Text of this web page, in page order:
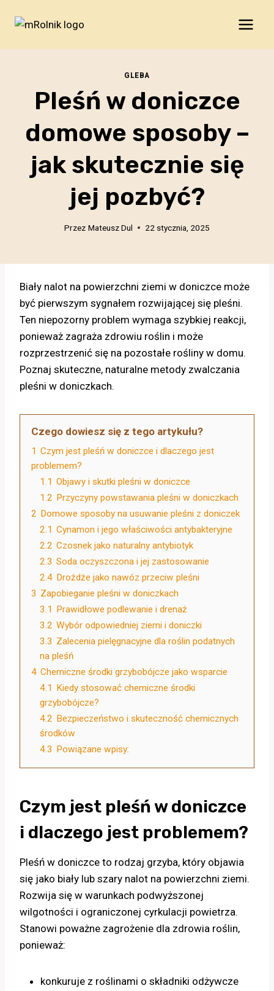
GLEBA
Pleśń w doniczce
domowe sposoby –
jak skutecznie się
jej pozbyć?
Przez Mateusz Dul 22 stycznia, 2025
Biały nalot na powierzchni ziemi w doniczce może
być pierwszym sygnałem rozwijającej się pleśni.
Ten niepozorny problem wymaga szybkiej reakcji,
ponieważ zagraża zdrowiu roślin i może
rozprzestrzenić się na pozostałe rośliny w domu.
Poznaj skuteczne, naturalne metody zwalczania
pleśni w doniczkach.
Czego dowiesz się z tego artykułu?
1 Czym jest pleśń w doniczce i dlaczego jest
problemem?
1.1 Objawy i skutki pleśni w doniczce
1.2 Przyczyny powstawania pleśni w doniczkach
2 Domowe sposoby na usuwanie pleśni z doniczek
2.1 Cynamon i jego właściwości antybakteryjne
2.2 Czosnek jako naturalny antybiotyk
2.3 Soda oczyszczona i jej zastosowanie
2.4 Drożdże jako nawóz przeciw pleśni
3 Zapobieganie pleśni w doniczkach
3.1 Prawidłowe podlewanie i drenaż
3.2 Wybór odpowiedniej ziemi i doniczki
3.3 Zalecenia pielęgnacyjne dla roślin podatnych
na pleśń
4 Chemiczne środki grzybobójcze jako wsparcie
4.1 Kiedy stosować chemiczne środki
grzybobójcze?
4.2 Bezpieczeństwo i skuteczność chemicznych
środków
4.3 Powiązane wpisy:
Czym jest pleśń w doniczce
i dlaczego jest problemem?
Pleśń w doniczce to rodzaj grzyba, który objawia
się jako biały lub szary nalot na powierzchni ziemi.
Rozwija się w warunkach podwyższonej
wilgotności i ograniczonej cyrkulacji powietrza.
Stanowi poważne zagrożenie dla zdrowia roślin,
ponieważ:
konkuruje z roślinami o składniki odżywcze